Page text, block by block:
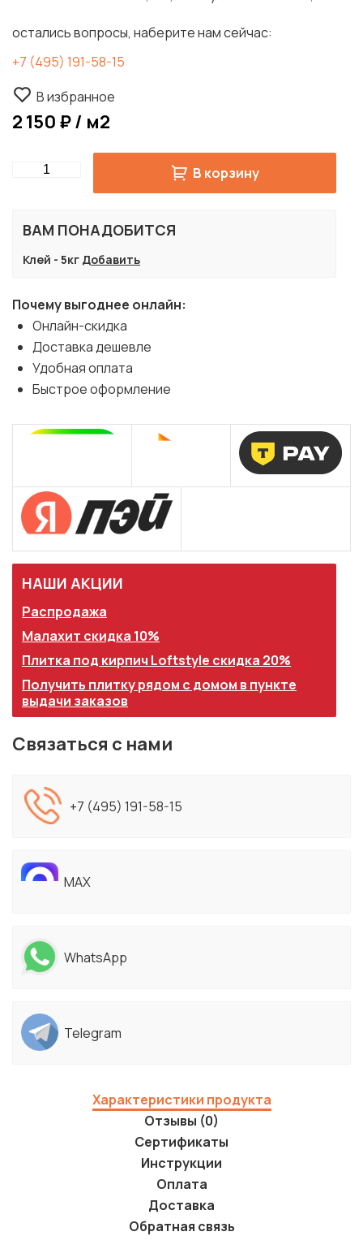
остались вопросы, наберите нам сейчас:
+7 (495) 191-58-15
В избранное
2 150 ₽ / м2
Quantity В корзину
ВАМ ПОНАДОБИТСЯ
Клей - 5кг Добавить
Почему выгоднее онлайн:
Онлайн-скидка
Доставка дешевле
Удобная оплата
Быстрое оформление
НАШИ АКЦИИ
Распродажа
Малахит скидка 10%
Плитка под кирпич Loftstyle скидка 20%
Получить плитку рядом с домом в пункте
выдачи заказов
Связаться с нами
+7 (495) 191-58-15
MAX
WhatsApp
Telegram
Характеристики продукта
Отзывы (0)
Сертификаты
Инструкции
Оплата
Доставка
Обратная связь